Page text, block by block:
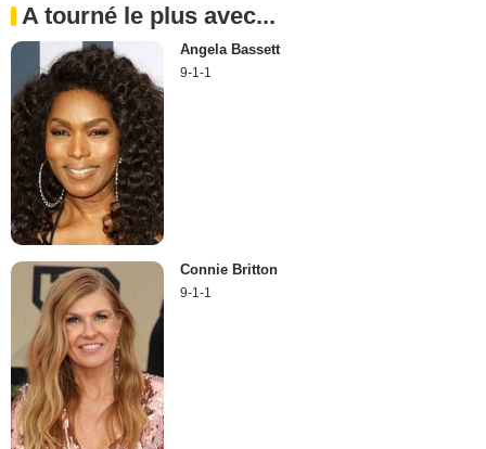
A tourné le plus avec...
Angela Bassett
9-1-1
Connie Britton
9-1-1